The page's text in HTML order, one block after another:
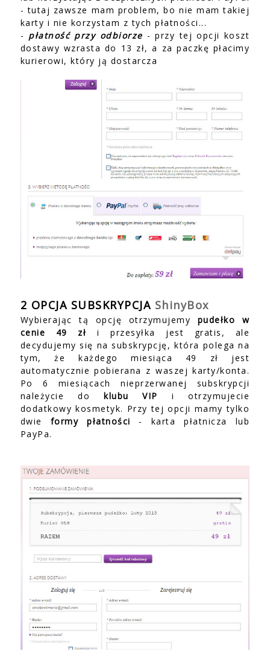
- tutaj zawsze mam problem, bo nie mam takiej
karty i nie korzystam z tych płatności...
- płatność przy odbiorze - przy tej opcji koszt
dostawy wzrasta do 13 zł, a za paczkę płacimy
kurierowi, który ją dostarcza
2 OPCJA SUBSKRYPCJA ShinyBox
Wybierając tą opcję otrzymujemy pudełko w
cenie 49 zł i przesyłka jest gratis, ale
decydujemy się na subskrypcję, która polega na
tym, że każdego miesiąca 49 zł jest
automatycznie pobierana z waszej karty/konta.
Po 6 miesiącach nieprzerwanej subskrypcji
należycie do
klubu VIP
i otrzymujecie
dodatkowy kosmetyk. Przy tej opcji mamy tylko
dwie
formy płatności - karta płatnicza lub
PayPa.